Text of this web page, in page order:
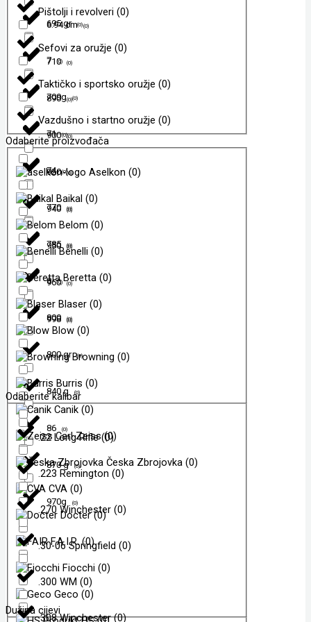
695 gr (0)
7 (0)
709g (0)
71 (0)
74 (0)
770 (0)
785 (0)
8 (0)
800 (0)
800 gr (0)
840 g (0)
86 (0)
870 g (0)
970g (0)
6.94 cm (0)
710 (0)
890 (0)
900 (0)
920 (0)
940 (0)
950 (0)
960 (0)
998 (0)
Pištolji i revolveri (0)
Sefovi za oružje (0)
Taktičko i sportsko oružje (0)
Vazdušno i startno oružje (0)
Odaberite proizvođača
Aselkon (0)
Baikal (0)
Belom (0)
Benelli (0)
Beretta (0)
Blaser (0)
Blow (0)
Browning (0)
Burris (0)
Canik (0)
Carl Zeiss(0)
Česka Zbrojovka (0)
CVA (0)
Docter(0)
F.A.I.R.(0)
Fiocchi (0)
Geco (0)
Odaberite kalibar
.22 Long Rifle(0)
.223 Remington (0)
.270 Winchester (0)
.30-06 Springfield (0)
.300 WM (0)
.308 Winchester(0)
Dužina cijevi